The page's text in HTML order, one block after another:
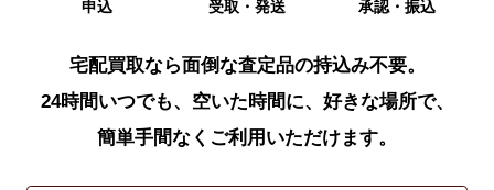
申込 受取・発送 承認・振込
宅配買取なら面倒な査定品の持込み不要。
24時間いつでも、空いた時間に、好きな場所で、
簡単手間なくご利用いただけます。